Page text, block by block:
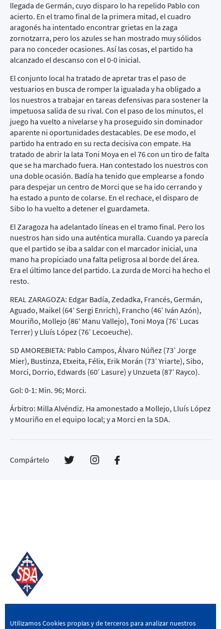
llegada de Germán, cuyo disparo lo ha repelido Pablo con
acierto. En el tramo final de la primera mitad, el cuadro
aragonés ha intentado encontrar grietas en la zaga
zornotzarra, pero los azules se han mostrado muy sólidos
para no conceder ocasiones. Así las cosas, el partido ha
alcanzado el descanso con el 0-0 inicial.
El conjunto local ha tratado de apretar tras el paso de
vestuarios en busca de romper la igualada y ha obligado a
los nuestros a trabajar en tareas defensivas para sostener la
impetuosa salida de su rival. Con el paso de los minutos, el
juego ha vuelto a nivelarse y ha proseguido sin dominador
aparente ni oportunidades destacables. De ese modo, el
partido ha entrado en su recta decisiva con empate. Ha
tratado de abrir la lata Toni Moya en el 76 con un tiro de falta
que se ha marchado fuera. Han contestado los nuestros con
una doble ocasión. Badía ha tenido que emplearse a fondo
para despejar un centro de Morci que se ha ido cerrando y
ha estado a punto de colarse. En el rechace, el disparo de
Sibo lo ha vuelto a detener el guardameta.
El Zaragoza ha adelantado líneas en el tramo final. Pero los
nuestros han sido una auténtica muralla. Cuando ya parecía
que el partido se iba a saldar con el marcador inicial, una
mano ha propiciado una falta peligrosa al borde del área.
Era el último lance del partido. La zurda de Morci ha hecho el
resto.
REAL ZARAGOZA: Edgar Badía, Zedadka, Francés, Germán,
Aguado, Maikel (64’ Sergi Enrich), Francho (46’ Iván Azón),
Mouriño, Mollejo (86′ Manu Vallejo), Toni Moya (76’ Lucas
Terrer) y Lluís López (76’ Lecoeuche).
SD AMOREBIETA: Pablo Campos, Álvaro Núñez (73’ Jorge
Mier), Bustinza, Etxeita, Félix, Erik Morán (73’ Yriarte), Sibo,
Morci, Dorrio, Edwards (60’ Lasure) y Unzueta (87’ Rayco).
Gol: 0-1: Min. 96; Morci.
Árbitro: Milla Alvéndiz. Ha amonestado a Mollejo, Lluís López
y Mouriño en el equipo local; y a Morci en la SDA.
Compártelo
SD AMOREBIETA
Utilizamos Cookies propias y de terceros para analizar nuestros